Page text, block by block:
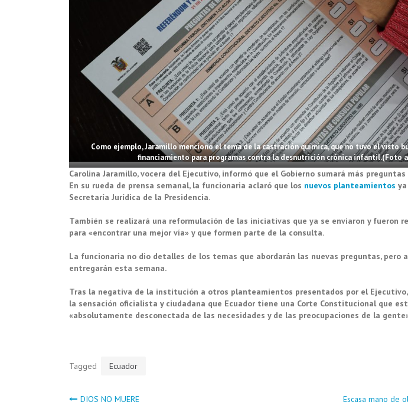
Como ejemplo, Jaramillo mencionó el tema de la castración química, que no tuvo el visto
financiamiento para programas contra la desnutrición crónica infantil.(Foto
Carolina Jaramillo, vocera del Ejecutivo, informó que el Gobierno sumará más
En su rueda de prensa semanal, la funcionaria aclaró que los nuevos planteamientos
Secretaría Jurídica de la Presidencia.
También se realizará una reformulación de las iniciativas que ya se enviaron y fueron
para «encontrar una mejor vía» y que formen parte de la consulta.
La funcionaria no dio detalles de los temas que abordarán las nuevas preguntas, pero
entregarán esta semana.
Tras la negativa de la institución a otros planteamientos presentados por el Ejecutivo,
la sensación oficialista y ciudadana que Ecuador tiene una Corte Constitucional que
«absolutamente desconectada de las necesidades y de las preocupaciones de la
Tagged Ecuador
DIOS NO MUERE Escasa mano de